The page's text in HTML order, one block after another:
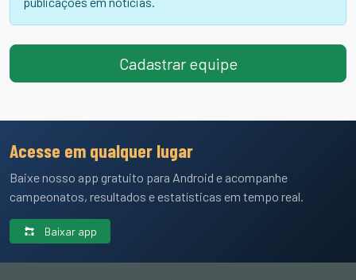
Cadastrar equipe
Acesse em qualquer lugar
Baixe nosso app gratuito para Android e acompanhe
campeonatos, resultados e estatísticas em tempo real.
Baixar app